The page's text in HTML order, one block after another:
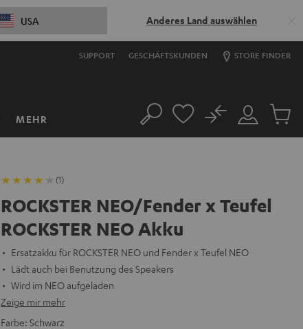
USA Anderes Land auswählen
SUPPORT GESCHÄFTSKUNDEN STORE FINDER
MEHR Suche
Mein
Konto
No
Artikel
(1)
ROCKSTER NEO/Fender x Teufel
ROCKSTER NEO Akku
Ersatzakku für ROCKSTER NEO und Fender x Teufel NEO
Lädt auch bei Benutzung des Speakers
Wird im NEO aufgeladen
Zeige mir mehr
Farbe: Schwarz